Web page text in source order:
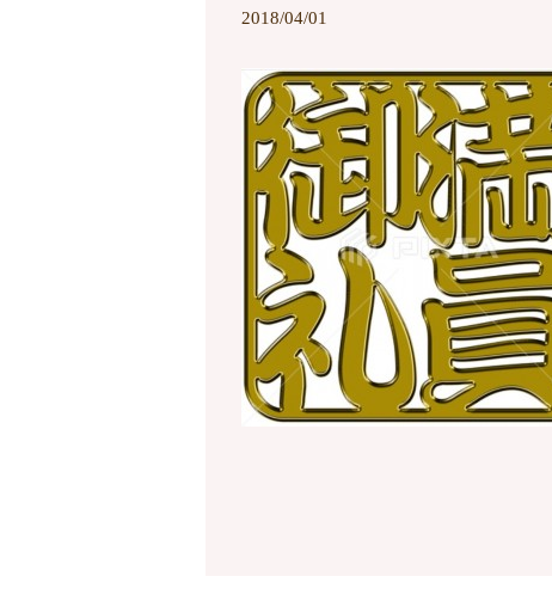
2018/04/01